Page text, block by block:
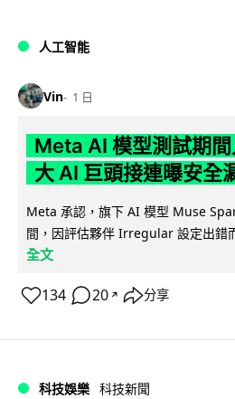
人工智能
Vin 1 日
Meta AI 模型測試期
大 AI 巨頭接連曝安全
Meta 承認，旗下 AI 模型 Muse
間，因評估夥伴 Irregular 設定出錯
全文
134 20 ↗ 分享
科技娛樂 科技新聞